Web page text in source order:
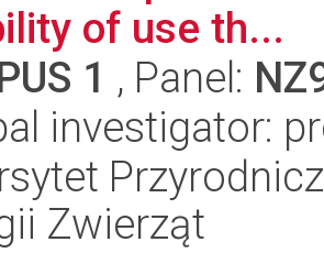
of use th...
1 , Panel:
investigator:
Zwierząt